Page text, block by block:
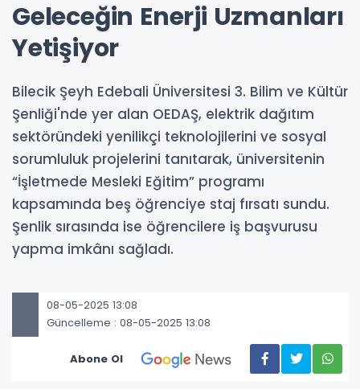
Geleceğin Enerji Uzmanları
Yetişiyor
Bilecik Şeyh Edebali Üniversitesi 3. Bilim ve Kültür
Şenliği'nde yer alan OEDAŞ, elektrik dağıtım
sektöründeki yenilikçi teknolojilerini ve sosyal
sorumluluk projelerini tanıtarak, üniversitenin
“İşletmede Mesleki Eğitim” programı
kapsamında beş öğrenciye staj fırsatı sundu.
Şenlik sırasında ise öğrencilere iş başvurusu
yapma imkânı sağladı.
08-05-2025 13:08
Güncelleme : 08-05-2025 13:08
Abone Ol